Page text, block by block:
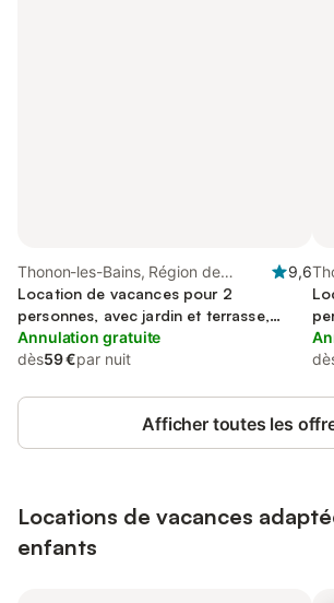
Thonon-les-Bains, Région de
Thonon-les-Bains
9,6
Location de vacances pour 2
personnes, avec jardin et terrasse,
animaux acceptés
Annulation gratuite
dès59 €par nuit
Afficher toutes les
Locations de vacances
enfants